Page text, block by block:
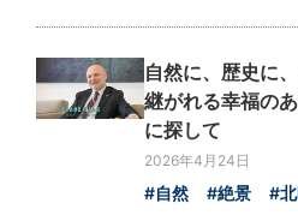
自然に、歴史に
継がれる幸福の
に探して
2026年4月24日
#自然 #絶景 #